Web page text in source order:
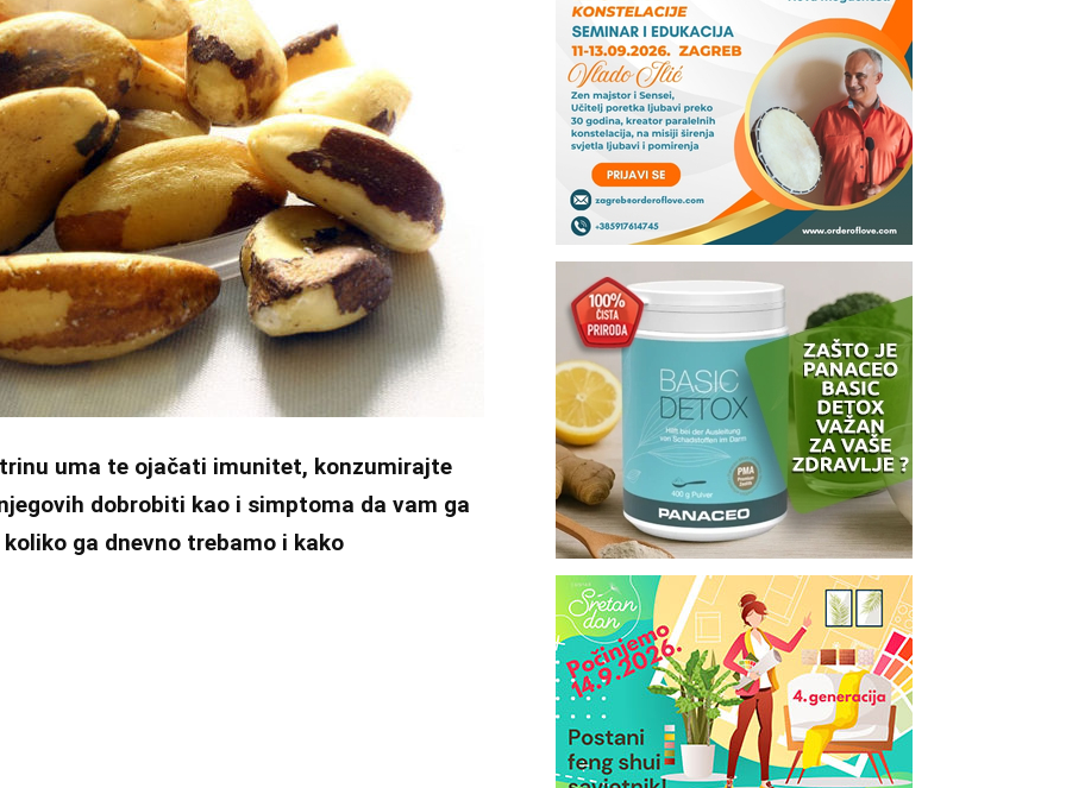
uma te ojačati imunitet, konzumirajte
dobrobiti kao i simptoma da vam ga
ga dnevno trebamo i kako